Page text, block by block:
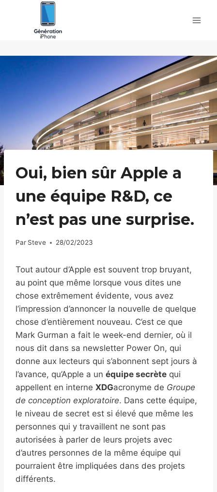
Oui, bien sûr Apple a
une équipe R&D, ce
n’est pas une surprise.
Par Steve 28/02/2023
Tout autour d’Apple est souvent trop bruyant,
au point que même lorsque vous dites une
chose extrêmement évidente, vous avez
l’impression d’annoncer la nouvelle de quelque
chose d’entièrement nouveau. C’est ce que
Mark Gurman a fait le week-end dernier, où il
nous dit dans sa newsletter Power On, qui
donne aux lecteurs qui s’abonnent sept jours à
l’avance, qu’Apple a un équipe secrète qui
appellent en interne XDGacronyme de Groupe
de conception exploratoire. Dans cette équipe,
le niveau de secret est si élevé que même les
personnes qui y travaillent ne sont pas
autorisées à parler de leurs projets avec
d’autres personnes de la même équipe qui
pourraient être impliquées dans des projets
différents.